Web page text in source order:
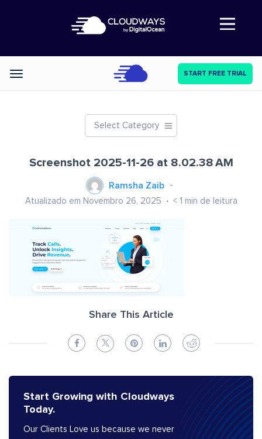
Abre a navegação
Categories START FREE TRIAL
Select Category
Screenshot 2025-11-26 at 8.02.38 AM
Ramsha Zaib
Atualizado em Novembro 26, 2025 < 1 min de leitura
Share This Article
Start Growing with Cloudways
Today.
Our Clients Love us because we never